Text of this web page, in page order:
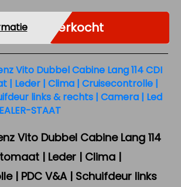
Verkocht
Vito Dubbel Cabine Lang 114
| Leder | Clima |
| PDC V&A | Schuifdeur links